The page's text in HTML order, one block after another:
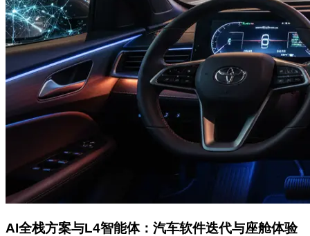
AI全栈方案与L4智能体：汽车软件迭代与座舱体验